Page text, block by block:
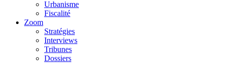
Urbanisme
Fiscalité
Zoom
Stratégies
Interviews
Tribunes
Dossiers